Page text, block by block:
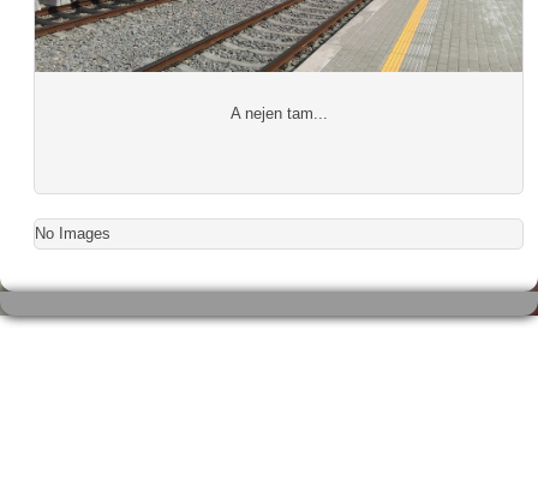
A nejen tam...
No Images